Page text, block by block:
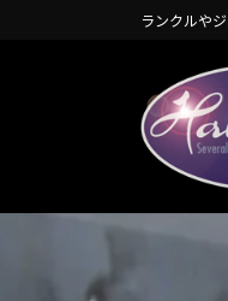
キ
に
ランクルや